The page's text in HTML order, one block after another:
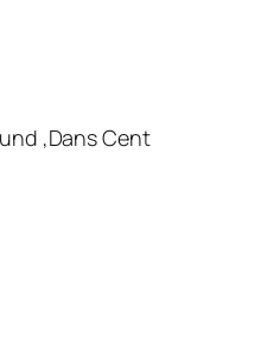
und ‚Dans Cent